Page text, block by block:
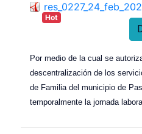
Hot
Por medio de la cual se
descentralización de los
de Familia del municipio de
temporalmente la jornada